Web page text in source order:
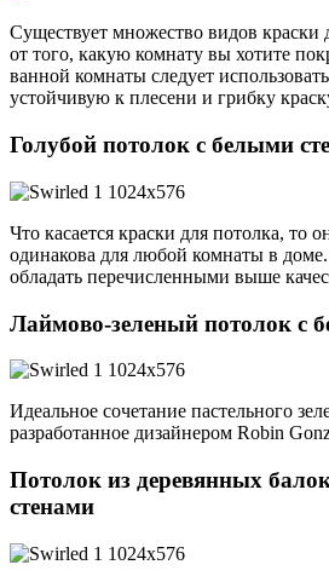
Существует множество видов краски
от того, какую комнату вы хотите
ванной комнаты следует
устойчивую к плесени и грибку
Голубой потолок с белыми
Что касается краски для потолка, то
одинакова для любой комнаты в
обладать перечисленными выше
Лаймово-зеленый потолок с
Идеальное сочетание пастельного
разработанное дизайнером Robin
Потолок из деревянных
стенами